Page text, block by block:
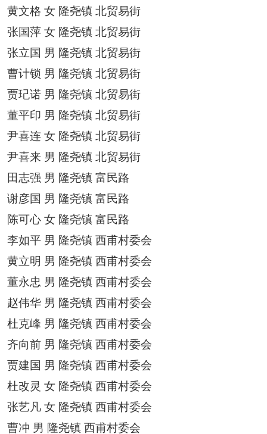
黄文格 女 隆尧镇 北贸易街
张国萍 女 隆尧镇 北贸易街
张立国 男 隆尧镇 北贸易街
曹计锁 男 隆尧镇 北贸易街
贾玘诺 男 隆尧镇 北贸易街
董平印 男 隆尧镇 北贸易街
尹喜连 女 隆尧镇 北贸易街
尹喜来 男 隆尧镇 北贸易街
田志强 男 隆尧镇 富民路
谢彦国 男 隆尧镇 富民路
陈可心 女 隆尧镇 富民路
李如平 男 隆尧镇 西甫村委会
黄立明 男 隆尧镇 西甫村委会
董永忠 男 隆尧镇 西甫村委会
赵伟华 男 隆尧镇 西甫村委会
杜克峰 男 隆尧镇 西甫村委会
齐向前 男 隆尧镇 西甫村委会
贾建国 男 隆尧镇 西甫村委会
杜改灵 女 隆尧镇 西甫村委会
张艺凡 女 隆尧镇 西甫村委会
曹冲 男 隆尧镇 西甫村委会